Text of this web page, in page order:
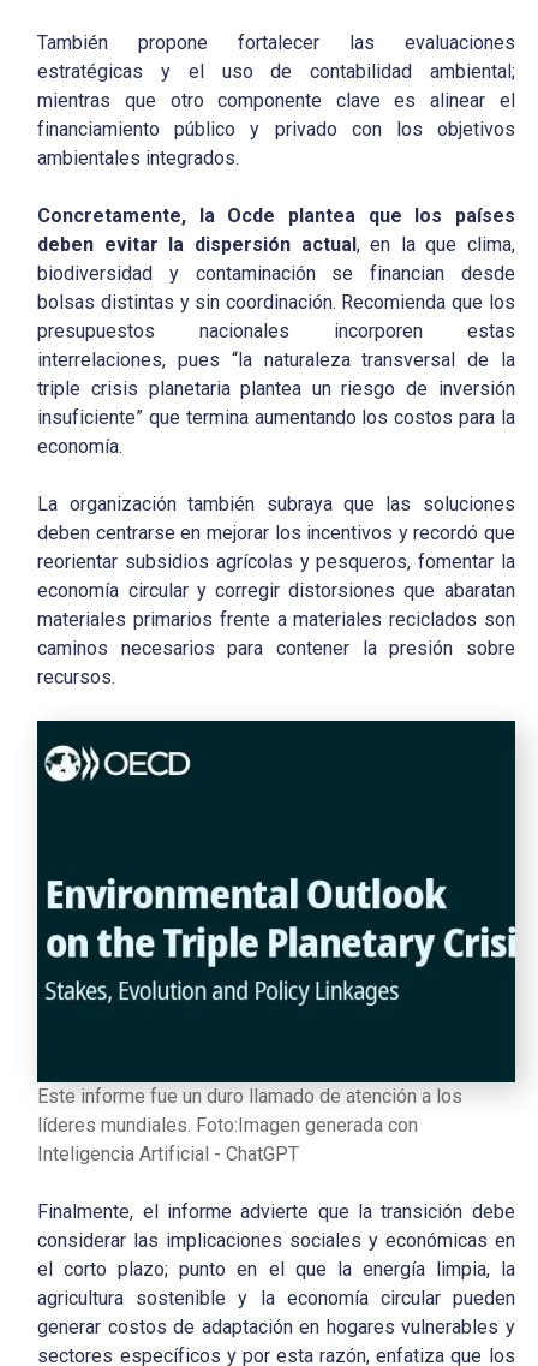
También propone fortalecer las evaluaciones
estratégicas y el uso de contabilidad ambiental;
mientras que otro componente clave es alinear el
financiamiento público y privado con los objetivos
ambientales integrados.
Concretamente, la Ocde plantea que los países
deben evitar la dispersión actual, en la que clima,
biodiversidad y contaminación se financian desde
bolsas distintas y sin coordinación. Recomienda que los
presupuestos nacionales incorporen estas
interrelaciones, pues “la naturaleza transversal de la
triple crisis planetaria plantea un riesgo de inversión
insuficiente” que termina aumentando los costos para la
economía.
La organización también subraya que las soluciones
deben centrarse en mejorar los incentivos y recordó que
reorientar subsidios agrícolas y pesqueros, fomentar la
economía circular y corregir distorsiones que abaratan
materiales primarios frente a materiales reciclados son
caminos necesarios para contener la presión sobre
recursos.
Este informe fue un duro llamado de atención a los
líderes mundiales. Foto:Imagen generada con
Inteligencia Artificial - ChatGPT
Finalmente, el informe advierte que la transición debe
considerar las implicaciones sociales y económicas en
el corto plazo; punto en el que la energía limpia, la
agricultura sostenible y la economía circular pueden
generar costos de adaptación en hogares vulnerables y
sectores específicos y por esta razón, enfatiza que los